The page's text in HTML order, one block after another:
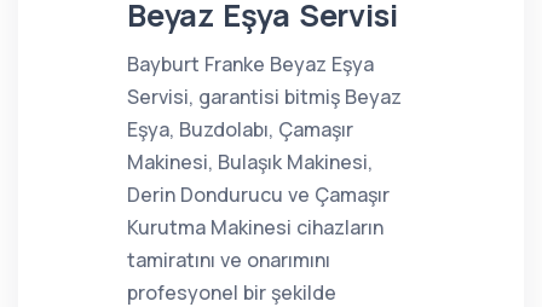
Beyaz Eşya Servisi
Bayburt Franke Beyaz Eşya
Servisi, garantisi bitmiş Beyaz
Eşya, Buzdolabı, Çamaşır
Makinesi, Bulaşık Makinesi,
Derin Dondurucu ve Çamaşır
Kurutma Makinesi cihazların
tamiratını ve onarımını
profesyonel bir şekilde